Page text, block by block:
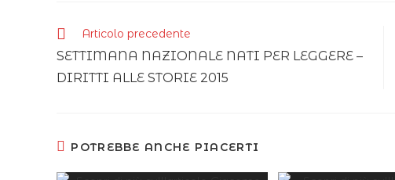
Articolo precedente
SETTIMANA NAZIONALE NATI PER LEGGERE –
DIRITTI ALLE STORIE 2015
POTREBBE ANCHE PIACERTI